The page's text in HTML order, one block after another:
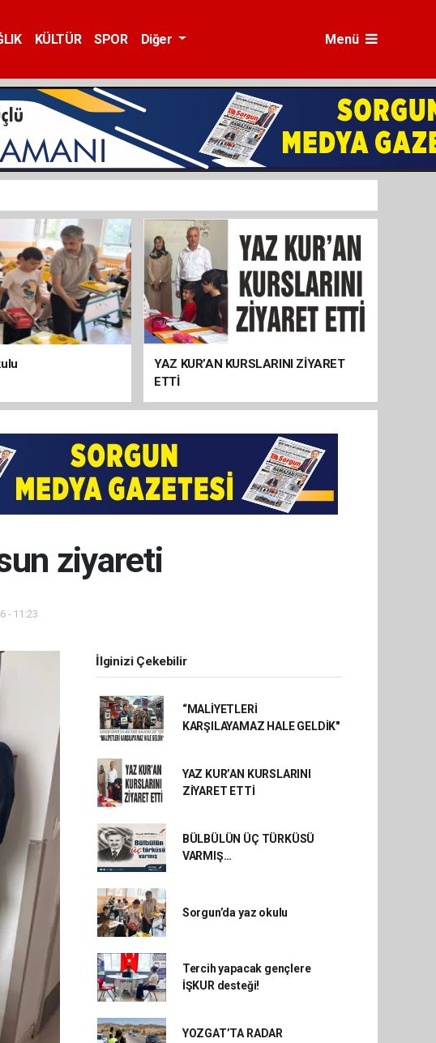
KÜLTÜR SPOR Diğer Menü
YAZ KUR’AN KURSLARINI ZİYARET
ETTİ
ziyareti
- 11:23
İlginizi Çekebilir
“MALİYETLERİ
KARŞILAYAMAZ HALE GELDİK"
YAZ KUR’AN KURSLARINI
ZİYARET ETTİ
BÜLBÜLÜN ÜÇ TÜRKÜSÜ
VARMIŞ…
Sorgun’da yaz okulu
Tercih yapacak gençlere
İŞKUR desteği!
YOZGAT’TA RADAR